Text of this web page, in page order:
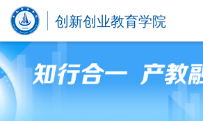
创新创业教育学院